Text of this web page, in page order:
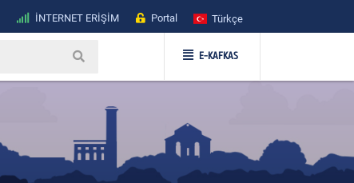
İNTERNET ERİŞİM Portal Türkçe
E-KAFKAS